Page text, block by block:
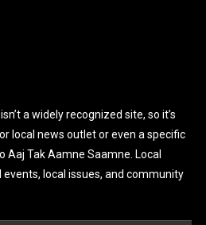
a widely recognized site, so it’s
local news outlet or even a specific
Tak Aamne Saamne. Local
events, local issues, and community